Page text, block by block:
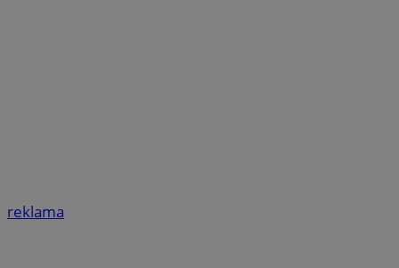
reklama